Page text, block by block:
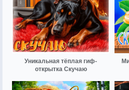
Уникальная тёплая гиф-
открытка Скучаю